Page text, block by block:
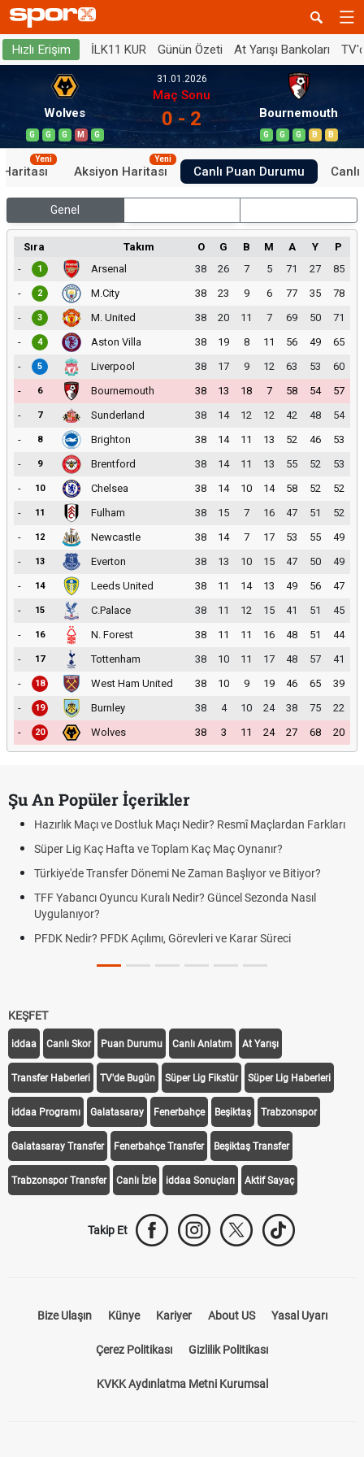
Hızlı Erişim İLK11 KUR Günün Özeti At Yarışı Bankoları
Wolves
G G G M G
31.01.2026
Maç Sonu
0 - 2 Bournemouth
G G G B B
Haritası
Yeni
Aksiyon Haritası
Yeni
Canlı Puan Durumu
Genel
Sıra Takım O G B M A Y
P
-
1 Arsenal 38 26 7 5 71 27
85
-
2 M.City 38 23 9 6 77 35
78
-
3 M. United 38 20 11 7 69 50
71
-
4 Aston Villa 38 19 8 11 56 49
65
-
5 Liverpool 38 17 9 12 63 53
60
-
6 Bournemouth 38 13 18 7 58 54
57
-
7 Sunderland 38 14 12 12 42 48
54
-
8 Brighton 38 14 11 13 52 46
53
-
9 Brentford 38 14 11 13 55 52
53
-
10 Chelsea 38 14 10 14 58 52
52
-
11 Fulham 38 15 7 16 47 51
52
-
12 Newcastle 38 14 7 17 53 55
49
-
13 Everton 38 13 10 15 47 50
49
-
14 Leeds United 38 11 14 13 49 56
47
-
15 C.Palace 38 11 12 15 41 51
45
-
16 N. Forest 38 11 11 16 48 51
44
-
17 Tottenham 38 10 11 17 48 57
41
-
18 West Ham United 38 10 9 19 46 65
39
-
19 Burnley 38 4 10 24 38 75
22
-
20 Wolves 38 3 11 24 27 68 20
Şu An Popüler İçerikler
Hazırlık Maçı ve Dostluk Maçı Nedir? Resmî Maçlardan Farkları
Süper Lig Kaç Hafta ve Toplam Kaç Maç Oynanır?
Türkiye'de Transfer Dönemi Ne Zaman Başlıyor ve Bitiyor?
TFF Yabancı Oyuncu Kuralı Nedir? Güncel Sezonda Nasıl
Uygulanıyor?
PFDK Nedir? PFDK Açılımı, Görevleri ve Karar Süreci
KEŞFET
iddaa Canlı Skor Puan Durumu Canlı Anlatım At Yarışı
Transfer Haberleri TV'de Bugün Süper Lig Fikstür Süper Lig Haberleri
iddaa Programı Galatasaray Fenerbahçe Beşiktaş Trabzonspor
Galatasaray Transfer Fenerbahçe Transfer Beşiktaş Transfer
Trabzonspor Transfer Canlı İzle iddaa Sonuçları Aktif Sayaç
Takip Et
Bize Ulaşın Künye Kariyer About US Yasal Uyarı
Çerez Politikası Gizlilik Politikası
KVKK Aydınlatma Metni Kurumsal